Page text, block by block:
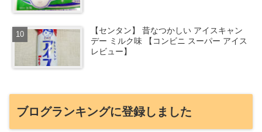
【センタン】 昔なつかしい アイスキャン
デー ミルク味 【コンビニ スーパー アイス
レビュー】
ブログランキングに登録しました